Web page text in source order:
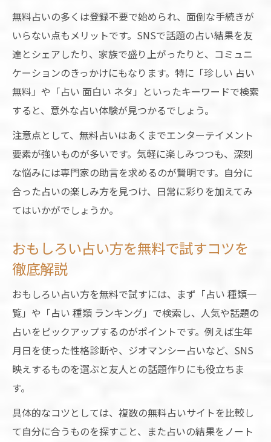
無料占いの多くは登録不要で始められ、面倒な手続きが
いらない点もメリットです。SNSで話題の占い結果を友
達とシェアしたり、家族で盛り上がったりと、コミュニ
ケーションのきっかけにもなります。特に「珍しい 占い
無料」や「占い 面白い ネタ」といったキーワードで検索
すると、意外な占い体験が見つかるでしょう。
注意点として、無料占いはあくまでエンターテイメント
要素が強いものが多いです。気軽に楽しみつつも、深刻
な悩みには専門家の助言を求めるのが賢明です。自分に
合った占いの楽しみ方を見つけ、日常に彩りを加えてみ
てはいかがでしょうか。
おもしろい占い方を無料で試すコツを
徹底解説
おもしろい占い方を無料で試すには、まず「占い 種類一
覧」や「占い 種類 ランキング」で検索し、人気や話題の
占いをピックアップするのがポイントです。例えば生年
月日を使った性格診断や、ジオマンシー占いなど、SNS
映えするものを選ぶと友人との話題作りにも役立ちま
す。
具体的なコツとしては、複数の無料占いサイトを比較し
て自分に合うものを探すこと、また占いの結果をノート